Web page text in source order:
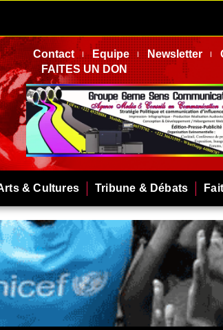
Contact Equipe Newsletter
FAITES UN DON
& Cultures Tribune & Débats